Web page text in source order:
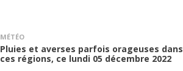
MÉTÉO
Pluies et averses parfois orageuses dans
ces régions, ce lundi 05 décembre 2022